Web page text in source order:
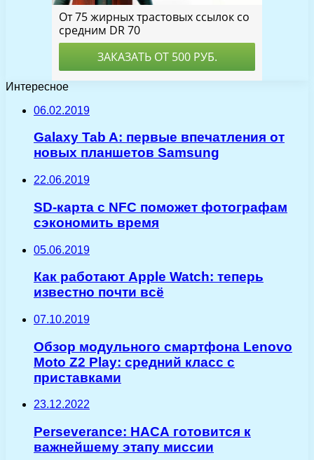
Интересное
06.02.2019
Galaxy Tab A: первые впечатления от
новых планшетов Samsung
22.06.2019
SD-карта с NFC поможет фотографам
сэкономить время
05.06.2019
Как работают Apple Watch: теперь
известно почти всё
07.10.2019
Обзор модульного смартфона Lenovo
Moto Z2 Play: средний класс с
приставками
23.12.2022
Perseverance: НАСА готовится к
важнейшему этапу миссии